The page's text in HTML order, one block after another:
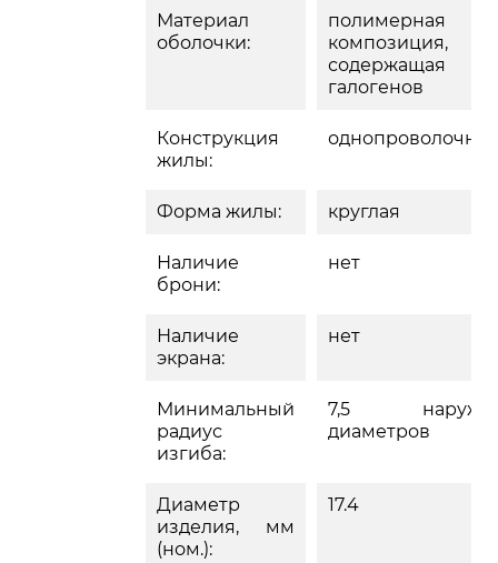
Материал
оболочки:
полимерная
композиция,
содержащая
галогенов
Конструкция
жилы:
однопроволочная
Форма жилы: круглая
Наличие
брони:
нет
Наличие
экрана:
нет
Минимальный
радиус
изгиба:
7,5
диаметров
Диаметр
изделия, мм
(ном.):
17.4